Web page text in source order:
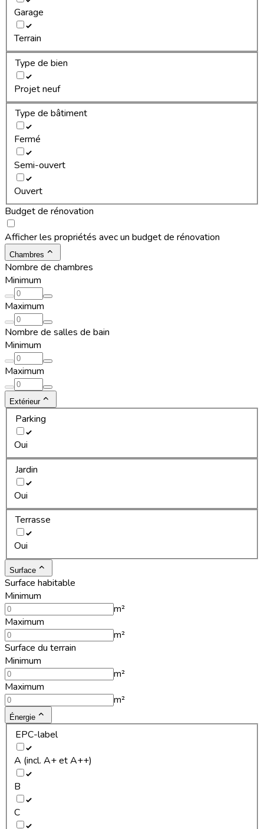
Garage
Terrain
Type de bien
Projet neuf
Type de bâtiment
Fermé
Semi-ouvert
Ouvert
Budget de rénovation
Afficher les propriétés avec un budget de rénovation
Chambres
Nombre de chambres
Minimum
Maximum
Nombre de salles de bain
Minimum
Maximum
Extérieur
Parking
Oui
Jardin
Oui
Terrasse
Oui
Surface
Surface habitable
Minimum
m²
Maximum
m²
Surface du terrain
Minimum
m²
Maximum
m²
Énergie
EPC-label
A (incl. A+ et A++)
B
C